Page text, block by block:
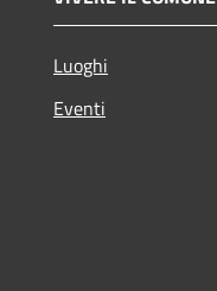
Luoghi
Eventi